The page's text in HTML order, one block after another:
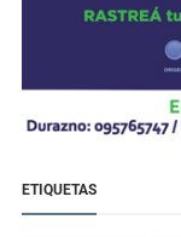
ETIQUETAS